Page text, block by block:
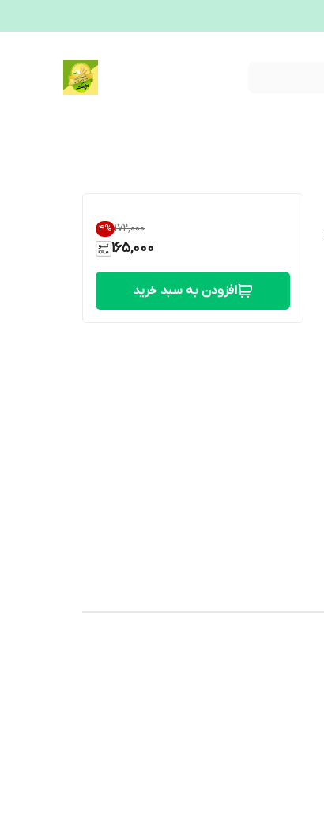
۱۷۲٬۰۰۰ 4%
165,000
افزودن به سبد خرید